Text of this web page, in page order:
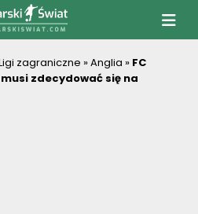
PiłkarskiSwiat.com
zagraniczne »Anglia » FC
zdecydować się na